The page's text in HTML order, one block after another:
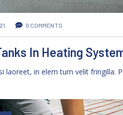
0 COMMENTS
In Heating
laoreet, in elem tum velit fringilla.